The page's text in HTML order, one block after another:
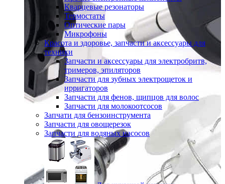
Кварцевые резонаторы
Термостаты
Оптические пары
Микрофоны
Красота и здоровье, запчасти и аксессуары для
техники
Запчасти и аксессуары для электробритв,
тримеров, эпиляторов
Запчасти для зубных электрощеток и
ирригаторов
Запчасти для фенов, щипцов для волос
Запчасти для молокоотсосов
Запчати для бензоинструмента
Запчасти для овощерезок
Запчасти для водяных насосов